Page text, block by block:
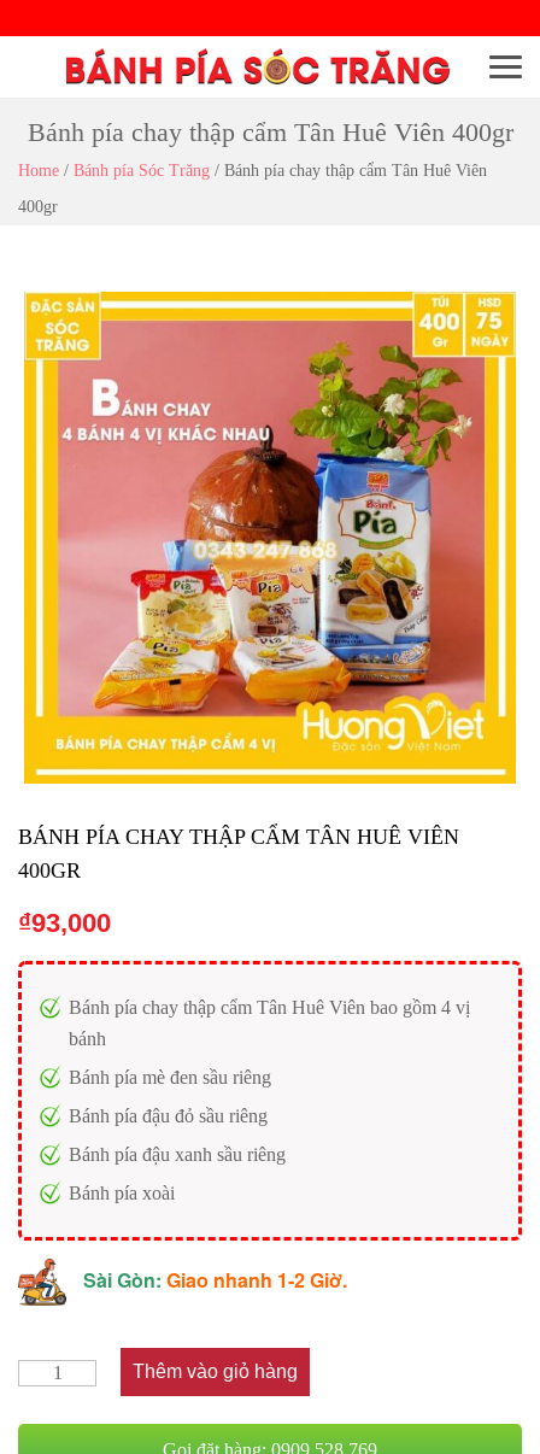
Menu
Bánh pía chay thập cẩm Tân Huê Viên 400gr
Home / Bánh pía Sóc Trăng / Bánh pía chay thập cẩm Tân Huê Viên
400gr
BÁNH PÍA CHAY THẬP CẨM TÂN HUÊ VIÊN
400GR
₫93,000
Bánh pía chay thập cẩm Tân Huê Viên bao gồm 4 vị
bánh
Bánh pía mè đen sầu riêng
Bánh pía đậu đỏ sầu riêng
Bánh pía đậu xanh sầu riêng
Bánh pía xoài
Sài Gòn: Giao nhanh 1-2 Giờ.
Thêm vào giỏ hàng
Gọi đặt hàng: 0909.528.769